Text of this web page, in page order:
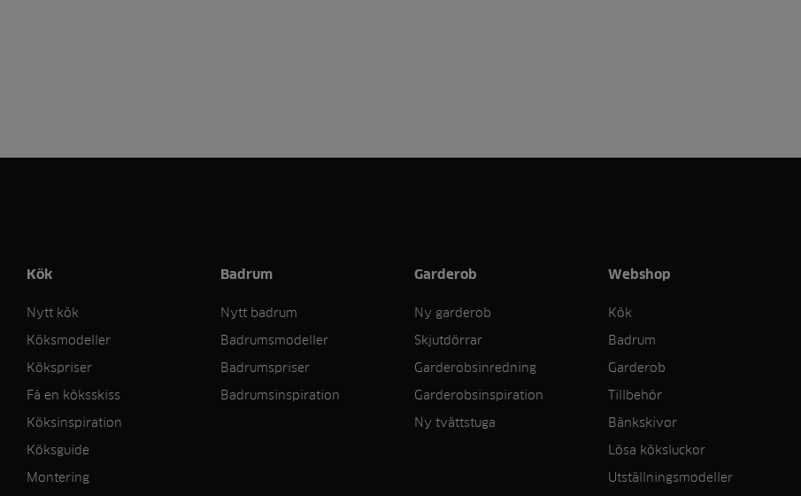
Kök
Nytt kök
Köksmodeller
Kökspriser
Få en köksskiss
Köksinspiration
Köksguide
Montering
Badrum
Nytt badrum
Badrumsmodeller
Badrumspriser
Badrumsinspiration
Garderob
Ny garderob
Skjutdörrar
Garderobsinredning
Garderobsinspiration
Ny tvättstuga
Webshop
Kök
Badrum
Garderob
Tillbehör
Bänkskivor
Lösa köksluckor
Utställningsmodeller